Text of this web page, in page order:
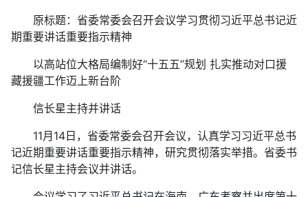
原标题：省委常委会召开会议学习贯彻习近平总书记近
期重要讲话重要指示精神
以高站位大格局编制好“十五五”规划 扎实推动对口援
藏援疆工作迈上新台阶
信长星主持并讲话
11月14日，省委常委会召开会议，认真学习习近平总书
记近期重要讲话重要指示精神，研究贯彻落实举措。省委书
记信长星主持会议并讲话。